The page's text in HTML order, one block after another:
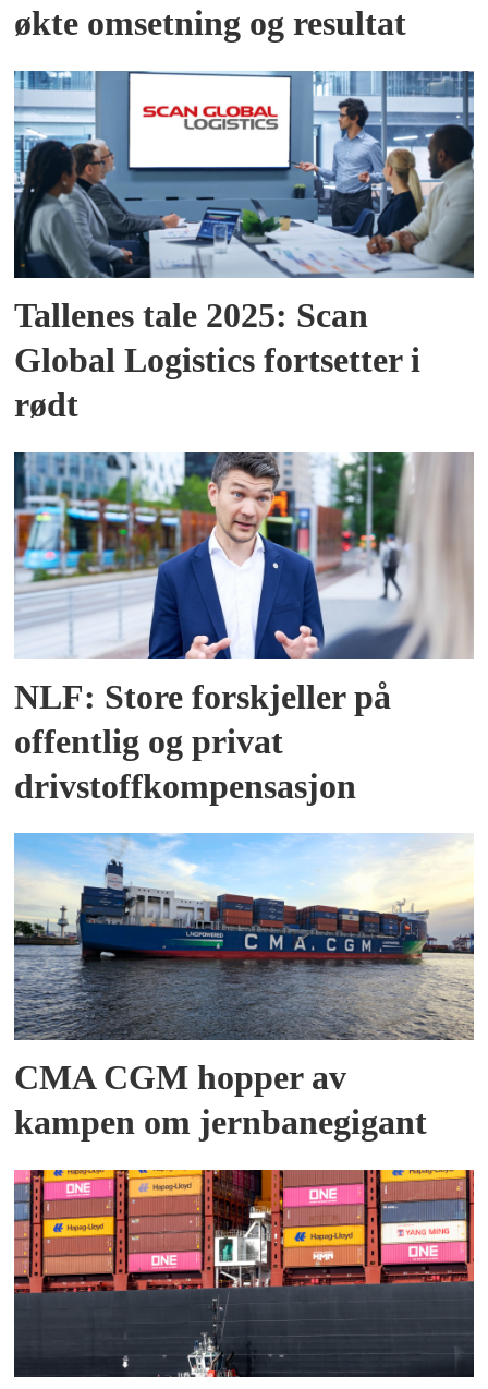
økte omsetning og resultat
Tallenes tale 2025: Scan
Global Logistics fortsetter i
rødt
NLF: Store forskjeller på
offentlig og privat
drivstoffkompensasjon
CMA CGM hopper av
kampen om jernbanegigant